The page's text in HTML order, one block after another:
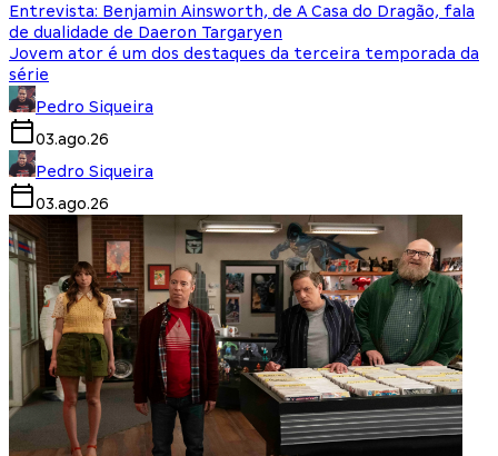
Entrevista: Benjamin Ainsworth, de A Casa do Dragão, fala
de dualidade de Daeron Targaryen
Jovem ator é um dos destaques da terceira temporada da
série
Pedro Siqueira
03.ago.26
Pedro Siqueira
03.ago.26